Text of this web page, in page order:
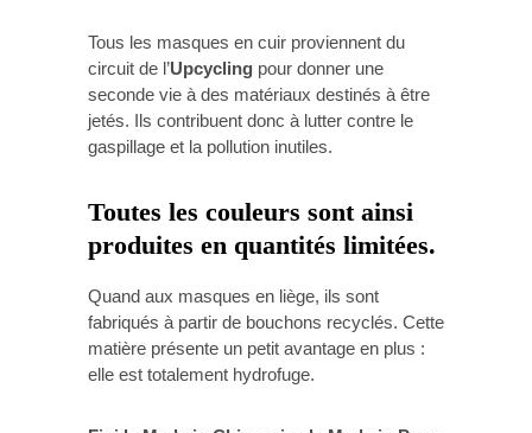
Tous les masques en cuir proviennent du
circuit de l’Upcycling pour donner une
seconde vie à des matériaux destinés à être
jetés. Ils contribuent donc à lutter contre le
gaspillage et la pollution inutiles.
Toutes les couleurs sont ainsi
produites en quantités limitées.
Quand aux masques en liège, ils sont
fabriqués à partir de bouchons recyclés. Cette
matière présente un petit avantage en plus :
elle est totalement hydrofuge.